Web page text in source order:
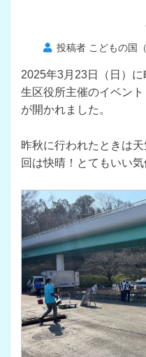
投稿者 こどもの国
2025年3月23日（日）
生区役所主催のイベント
が開かれました。
昨秋に行われたときは
回は快晴！とてもいい